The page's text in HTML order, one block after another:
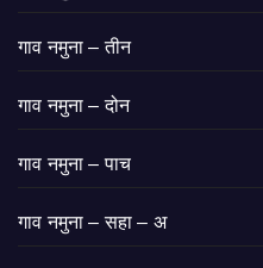
गाव नमुना – तीन
गाव नमुना – दोन
गाव नमुना – पाच
गाव नमुना – सहा – अ